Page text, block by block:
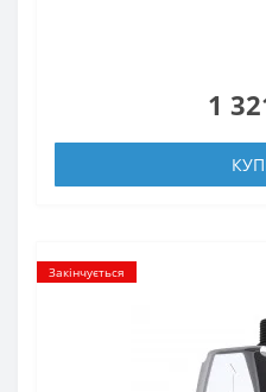
1
Закінчується